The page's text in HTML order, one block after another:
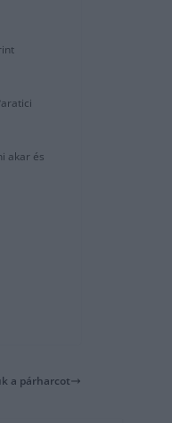
akar és
a párharcot